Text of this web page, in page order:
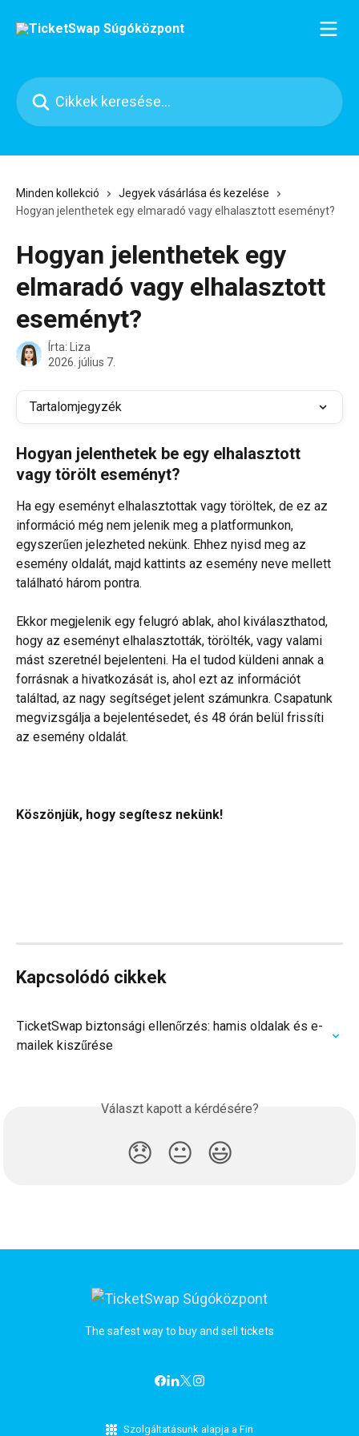
Cikkek keresése…
Minden kollekció
Jegyek vásárlása és kezelése
Hogyan jelenthetek egy elmaradó vagy elhalasztott eseményt?
Hogyan jelenthetek egy
elmaradó vagy elhalasztott
eseményt?
Írta:
Liza
2026. július 7.
Tartalomjegyzék
Hogyan jelenthetek be egy elhalasztott
vagy törölt eseményt?
Ha egy eseményt elhalasztottak vagy töröltek, de ez az
információ még nem jelenik meg a platformunkon,
egyszerűen jelezheted nekünk. Ehhez nyisd meg az
esemény oldalát, majd kattints az esemény neve mellett
található három pontra.
Ekkor megjelenik egy felugró ablak, ahol kiválaszthatod,
hogy az eseményt elhalasztották, törölték, vagy valami
mást szeretnél bejelenteni. Ha el tudod küldeni annak a
forrásnak a hivatkozását is, ahol ezt az információt
találtad, az nagy segítséget jelent számunkra. Csapatunk
megvizsgálja a bejelentésedet, és 48 órán belül frissíti
az esemény oldalát.
Köszönjük, hogy segítesz nekünk!
Kapcsolódó cikkek
TicketSwap biztonsági ellenőrzés: hamis oldalak és e-
mailek kiszűrése
Választ kapott a kérdésére?
😞 😐 😃
The safest way to buy and sell tickets
Szolgáltatásunk alapja a Fin